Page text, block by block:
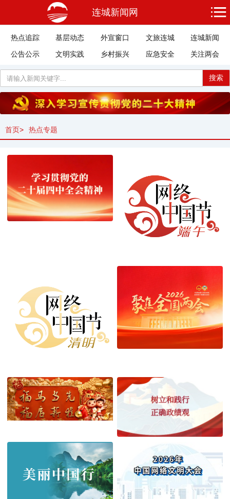
连城新闻网
热点追踪 基层动态 外宣窗口 文旅连城
连城新闻
公告公示
文明实践 乡村振兴 应急安全 关注两会
搜索
首页> 热点专题